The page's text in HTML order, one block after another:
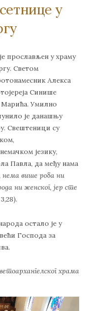
у
прослављен у храму
Светом
Алекса
Синише
Марића. Умилно
је данашњу
Свештеници су
језику,
Павла, да међу нама
нема више роба ни
ни женског, јер сте
остало је у
Господа за
храма